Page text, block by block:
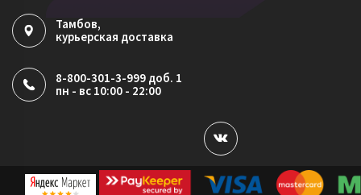
Тамбов,
курьерская доставка
8-800-301-3-999 доб. 1
пн - вс 10:00 - 22:00